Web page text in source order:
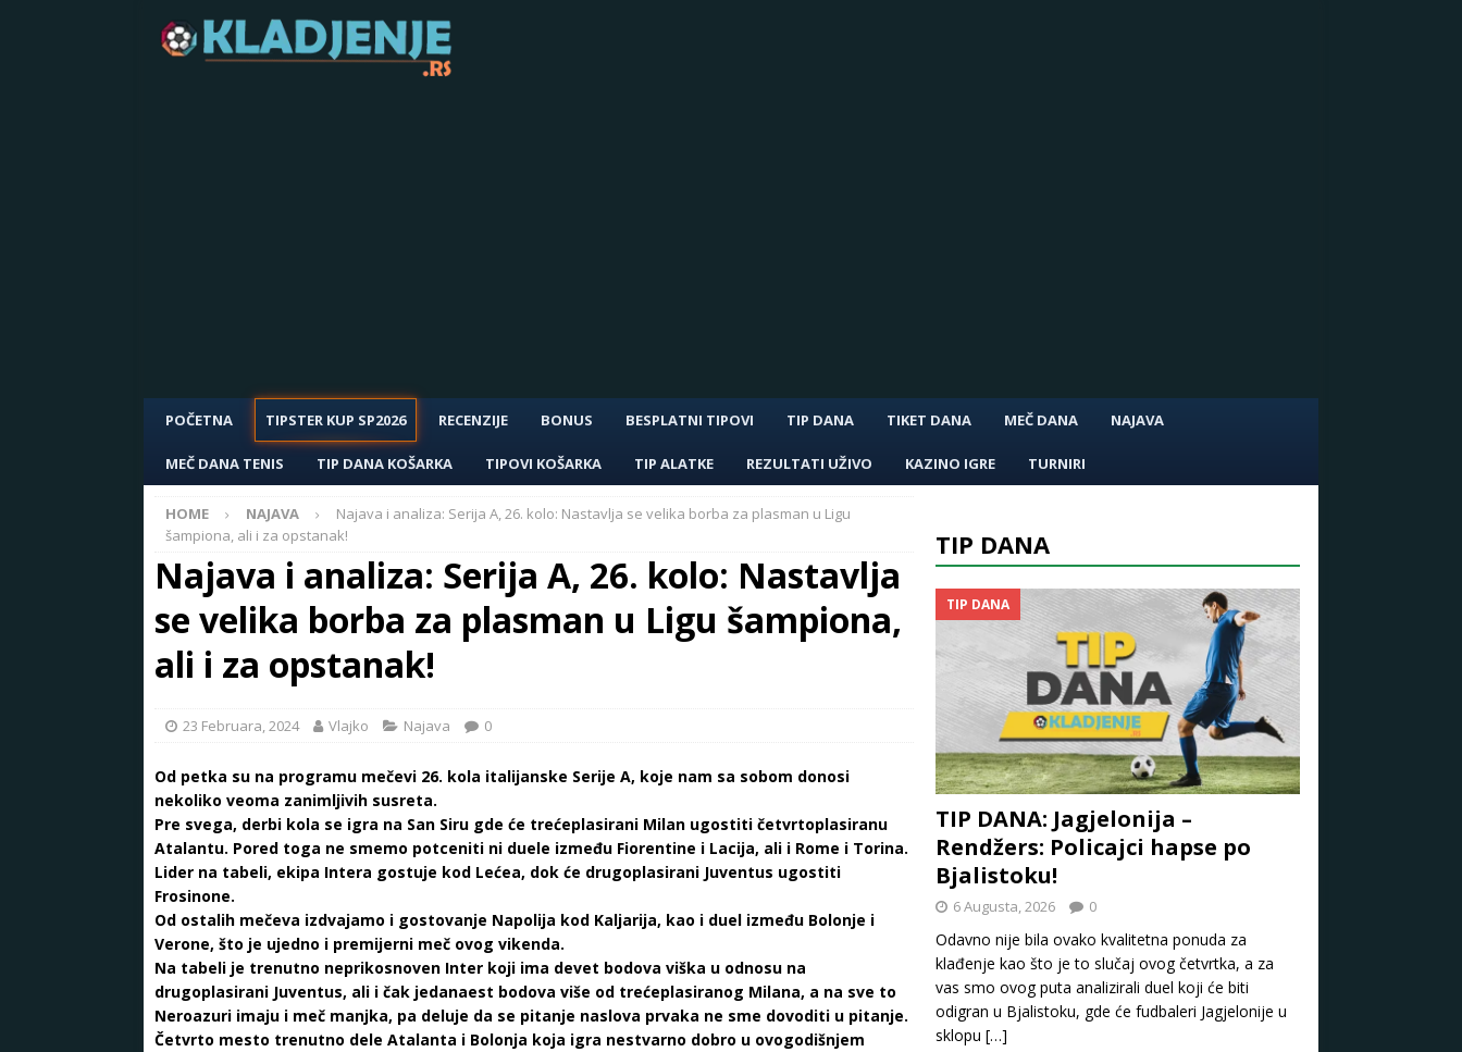
POČETNA TIPSTER KUP SP2026 RECENZIJE BONUS BESPLATNI TIPOVI TIP DANA TIKET DANA MEČ DANA NAJAVA
MEČ DANA TENIS TIP DANA KOŠARKA TIPOVI KOŠARKA TIP ALATKE REZULTATI UŽIVO KAZINO IGRE TURNIRI
HOME NAJAVA
Najava i analiza: Serija A, 26. kolo: Nastavlja se velika borba za plasman u Ligu
šampiona, ali i za opstanak!
Najava i analiza: Serija A, 26. kolo: Nastavlja
se velika borba za plasman u Ligu šampiona,
ali i za opstanak!
23 Februara, 2024 Vlajko Najava 0
Od petka su na programu mečevi 26. kola italijanske Serije A, koje nam sa sobom donosi
nekoliko veoma zanimljivih susreta.
Pre svega, derbi kola se igra na San Siru gde će trećeplasirani Milan ugostiti četvrtoplasiranu
Atalantu. Pored toga ne smemo potceniti ni duele između Fiorentine i Lacija, ali i Rome i Torina.
Lider na tabeli, ekipa Intera gostuje kod Lećea, dok će drugoplasirani Juventus ugostiti
Frosinone.
Od ostalih mečeva izdvajamo i gostovanje Napolija kod Kaljarija, kao i duel između Bolonje i
Verone, što je ujedno i premijerni meč ovog vikenda.
Na tabeli je trenutno neprikosnoven Inter koji ima devet bodova viška u odnosu na
drugoplasirani Juventus, ali i čak jedanaest bodova više od trećeplasiranog Milana, a na sve to
Neroazuri imaju i meč manjka, pa deluje da se pitanje naslova prvaka ne sme dovoditi u pitanje.
Četvrto mesto trenutno dele Atalanta i Bolonja koja igra nestvarno dobro u ovogodišnjem
TIP DANA
TIP DANA
TIP DANA: Jagjelonija –
Rendžers: Policajci hapse po
Bjalistoku!
6 Augusta, 2026 0
Odavno nije bila ovako kvalitetna ponuda za
klađenje kao što je to slučaj ovog četvrtka, a za
vas smo ovog puta analizirali duel koji će biti
odigran u Bjalistoku, gde će fudbaleri Jagjelonije u
sklopu […]